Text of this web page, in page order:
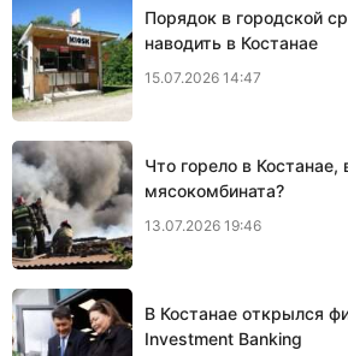
Порядок в городской
наводить в Костанае
15.07.2026 14:47
Что горело в Костанае,
мясокомбината?
13.07.2026 19:46
В Костанае открылся
Investment Banking